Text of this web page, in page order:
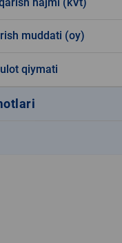
muddati (oy)
qiymati